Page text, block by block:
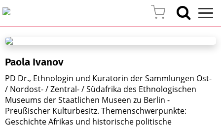
Paola Ivanov
PD Dr., Ethnologin und Kuratorin der Sammlungen Ost-
/ Nordost- / Zentral- / Südafrika des Ethnologischen
Museums der Staatlichen Museen zu Berlin -
Preußischer Kulturbesitz. Themenschwerpunkte:
Geschichte Afrikas und historische politische